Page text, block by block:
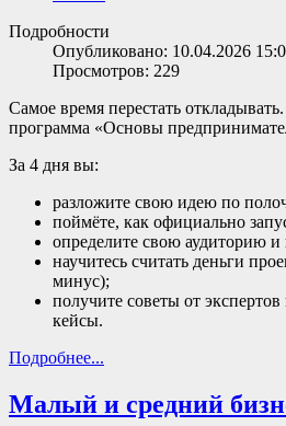
Подробности
Опубликовано: 10.04.2026
Просмотров: 229
Самое время перестать
программа «Основы
За 4 дня вы:
разложите свою идею по
поймёте, как официально
определите свою аудиторию и
научитесь считать деньги
минус);
получите советы от экспертов
кейсы.
Подробнее...
Малый и средний